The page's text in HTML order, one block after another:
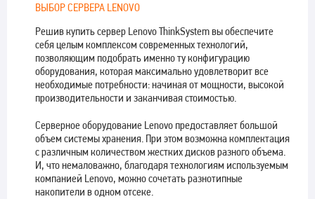
ВЫБОР СЕРВЕРА LENOVO
Решив купить сервер Lenovo ThinkSystem вы обеспечите
себя целым комплексом современных технологий,
позволяющим подобрать именно ту конфигурацию
оборудования, которая максимально удовлетворит все
необходимые потребности: начиная от мощности, высокой
производительности и заканчивая стоимостью.
Серверное оборудование Lenovo предоставляет большой
объем системы хранения. При этом возможна комплектация
с различным количеством жестких дисков разного объема.
И, что немаловажно, благодаря технологиям используемым
компанией Lenovo, можно сочетать разнотипные
накопители в одном отсеке.